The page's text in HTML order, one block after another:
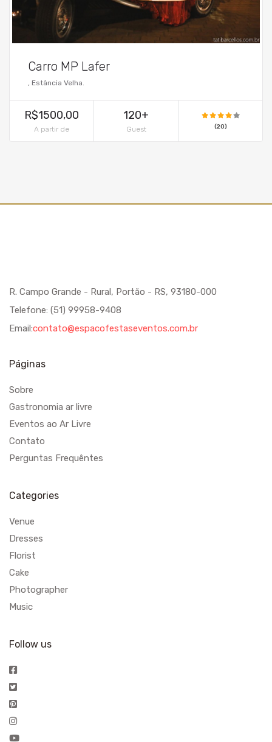
Carro MP Lafer
, Estância Velha.
R$1500,00
A partir de
120+
Guest (20)
R. Campo Grande - Rural, Portão - RS, 93180-000
Telefone: (51) 99958-9408
Email:contato@espacofestaseventos.com.br
Páginas
Sobre
Gastronomia ar livre
Eventos ao Ar Livre
Contato
Perguntas Frequêntes
Categories
Venue
Dresses
Florist
Cake
Photographer
Music
Follow us